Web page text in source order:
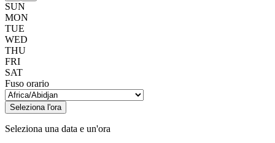
SUN
MON
TUE
WED
THU
FRI
SAT
Fuso orario
Seleziona l'ora
Seleziona una data e un'ora